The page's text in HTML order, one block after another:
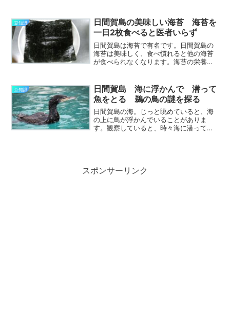
加えることで、美味しいご飯になりま
す。美味しいご飯の炊き方、...
豆知識
日間賀島の美味しい海苔 海苔を
一日2枚食べると医者いらず
日間賀島は海苔で有名です。日間賀島の
海苔は美味しく、食べ慣れると他の海苔
が食べられなくなります。海苔の栄養と
す。海苔が大好きになると思いますよ。
日間賀島、海苔の養殖日間賀...
豆知識
日間賀島 海に浮かんで 潜って
魚をとる 鵜の鳥の謎を探る
日間賀島の海。じっと眺めていると、海
の上に鳥が浮かんでいることがありま
す。観察していると、時々海に潜って姿
スポンサーリンク